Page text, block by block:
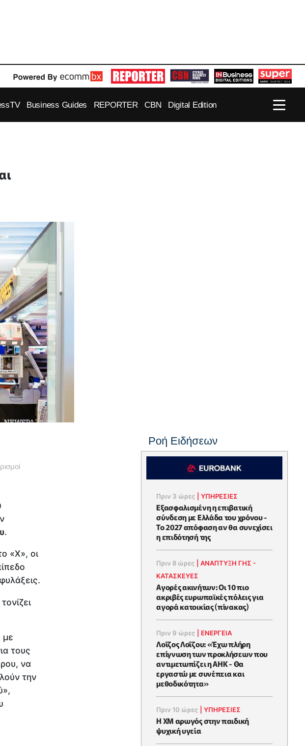
Business Guides REPORTER CBN Digital Edition
.
«X», οι
με
τους
να
την
Ροή Ειδήσεων
Πριν 3 ώρες |ΥΠΗΡΕΣΙΕΣ
Εξασφαλισμένη η επιβατική
σύνδεση με Ελλάδα του χρόνου -
Το 2027 απόφαση αν θα συνεχίσει
η επιδότησή της
Πριν 8 ώρες |ΑΝΑΠΤΥΞΗ ΓΗΣ -
ΚΑΤΑΣΚΕΥΕΣ
Αγορές ακινήτων: Οι 10 πιο
ακριβές ευρωπαϊκές πόλεις για
αγορά κατοικίας (πίνακας)
Πριν 9 ώρες ΕΝΈΡΓΕΙΑ
Λοΐζος Λοΐζου: «Έχω πλήρη
επίγνωση των προκλήσεων που
αντιμετωπίζει η ΑΗΚ - Θα
εργαστώ με συνέπεια και
μεθοδικότητα»
Πριν 10 ώρες |ΥΠΗΡΕΣΙΕΣ
Η XM αρωγός στην παιδική
ψυχική υγεία